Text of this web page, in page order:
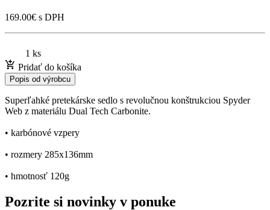
169.00€ s DPH
1 ks
Pridať do košíka
Popis od výrobcu
Superľahké pretekárske sedlo s revolučnou konštrukciou Spyder
Web z materiálu Dual Tech Carbonite.
• karbónové vzpery
• rozmery 285x136mm
• hmotnosť 120g
Pozrite si novinky v ponuke